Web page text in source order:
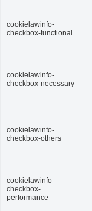
cookielawinfo-
checkbox-functional
cookielawinfo-
checkbox-necessary
cookielawinfo-
checkbox-others
cookielawinfo-
checkbox-
performance